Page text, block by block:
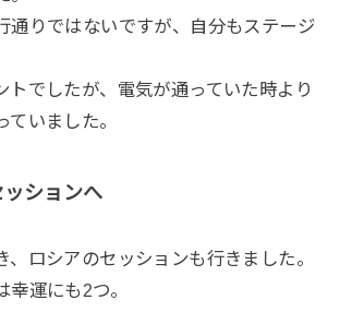
通りではないですが、自分もステージ
トでしたが、電気が通っていた時より
いました。
ションへ
、ロシアのセッションも行きました。
幸運にも2つ。